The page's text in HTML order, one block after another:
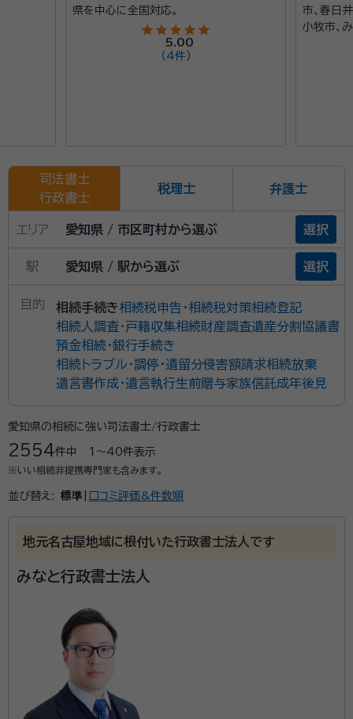
県を中心に全国対応。
starstarstarstarstar
5.00
4件）
市、春日井
小牧市、み
司法書士
行政書士
税理士 弁護士
エリア 愛知県 / 市区町村から選ぶ 選択
駅 愛知県 / 駅から選ぶ 選択
目的 相続手続き相続税申告・相続税対策相続登記
相続人調査・戸籍収集相続財産調査遺産分割協議書
預金相続・銀行手続き
相続トラブル・調停・遺留分侵害額請求相続放棄
遺言書作成・遺言執行生前贈与家族信託成年後見
愛知県の相続に強い司法書士/行政書士
2554件中 1〜40件表示
※いい相続非提携専門家も含みます。
並び替え: 標準 口コミ評価&件数順
地元名古屋地域に根付いた行政書士法人です
みなと行政書士法人